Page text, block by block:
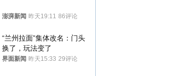
澎湃新闻 昨天19:11 86评论
“兰州拉面”集体改名：门头
换了，玩法变了
界面新闻 昨天15:33 29评论